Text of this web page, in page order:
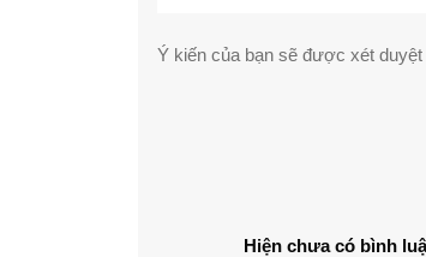
Ý kiến của bạn sẽ được xét
Hiện chưa có bình